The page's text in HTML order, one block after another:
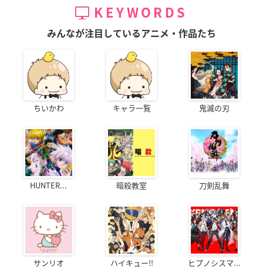
KEYWORDS
みんなが注目しているアニメ・作品たち
ちいかわ キャラ一覧 鬼滅の刃
HUNTER... 暗殺教室 刀剣乱舞
サンリオ ハイキュー!! ヒプノシスマ...